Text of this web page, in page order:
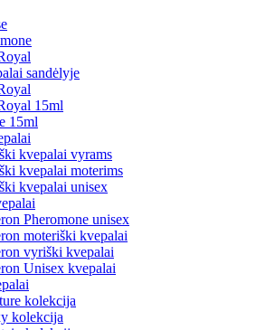
sandėlyje
15ml
15ml
kvepalai vyrams
kvepalai moterims
kvepalai unisex
Pheromone unisex
moteriški kvepalai
vyriški kvepalai
Unisex kvepalai
kolekcija
kolekcija